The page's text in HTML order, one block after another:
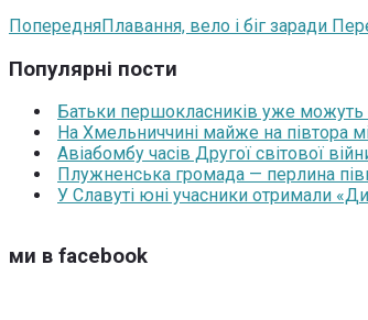
ПопередняПлавання, вело і біг заради
Популярні пости
Батьки першокласників уже
На Хмельниччині майже на півтора
Авіабомбу часів Другої світової
Плужненська громада — перлина
У Славуті юні учасники отримали
ми в facebook